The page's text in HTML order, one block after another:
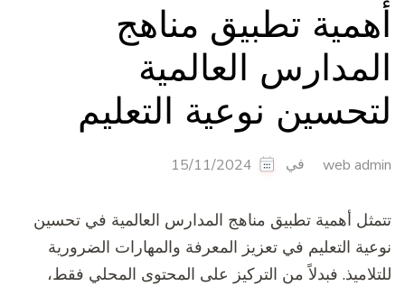
أهمية تطبيق مناهج
المدارس العالمية
لتحسين نوعية التعليم
web admin في 15/11/2024
تتمثل أهمية تطبيق مناهج المدارس العالمية في تحسين
نوعية التعليم في تعزيز المعرفة والمهارات الضرورية
للتلاميذ. فبدلاً من التركيز على المحتوى المحلي فقط،